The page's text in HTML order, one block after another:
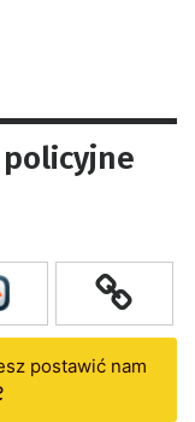
postawić nam